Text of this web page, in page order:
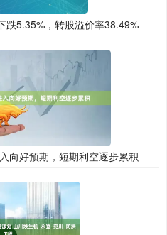
跌5.35%，转股溢价率38.49%
向好预期，短期利空逐步累积